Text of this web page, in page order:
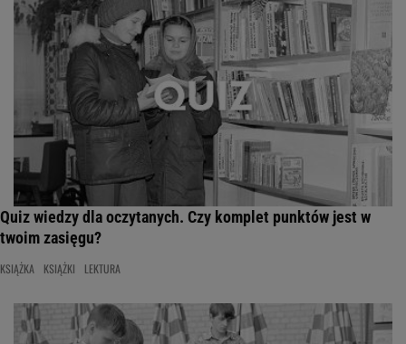
Quiz wiedzy dla oczytanych. Czy komplet punktów jest w
twoim zasięgu?
KSIĄŻKA KSIĄŻKI LEKTURA